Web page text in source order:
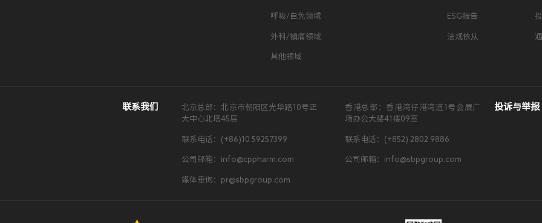
呼吸/自免领域
外科/镇痛领域
其他领域
ESG报告
法规依从
联系我们
北京总部：北京市朝阳区光华路10号正
大中心北塔45层
联系电话：(+86)10 59257399
公司邮箱：info@cppharm.com
媒体垂询：pr@sbpgroup.com
香港总部：香港湾仔港湾道1号会展广
场办公大楼41楼09室
联系电话：(+852) 2802 9886
公司邮箱：info@sbpgroup.com
投诉与举报